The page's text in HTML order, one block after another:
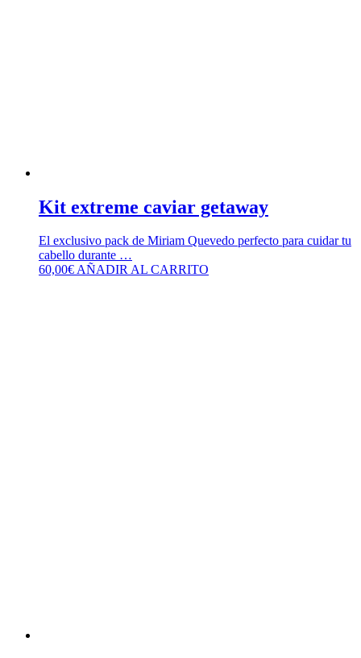
Kit extreme caviar getaway
El exclusivo pack de Miriam Quevedo perfecto para cuidar tu
cabello durante …
60,00€AÑADIR AL CARRITO